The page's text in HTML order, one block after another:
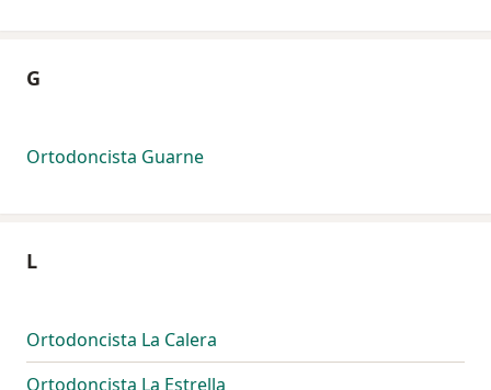
G
Ortodoncista Guarne
L
Ortodoncista La Calera
Ortodoncista La Estrella